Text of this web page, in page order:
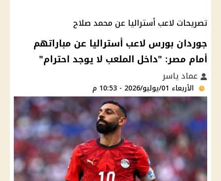
تصريحات لاعب أستراليا عن محمد صلاح
جوردان بورس لاعب أستراليا عن مباراتهم
أمام مصر: "داخل الملعب لا يوجد احترام"
عماد ياسر
الأربعاء 01/يوليو/2026 - 10:53 م